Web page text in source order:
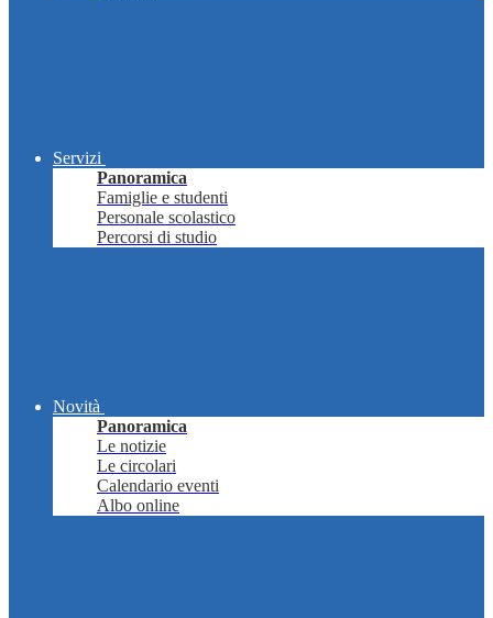
Servizi
Panoramica
Famiglie e studenti
Personale scolastico
Percorsi di studio
Novità
Panoramica
Le notizie
Le circolari
Calendario eventi
Albo online